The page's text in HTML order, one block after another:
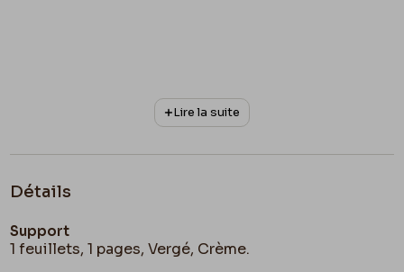
Lire la suite
Détails
Support
1 feuillets, 1 pages, Vergé, Crème.